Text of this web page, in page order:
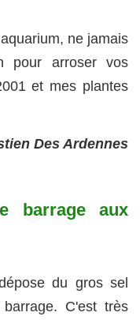
ne jamais
pour arroser vos
et mes plantes
Des Ardennes
barrage aux
du gros sel
C'est très